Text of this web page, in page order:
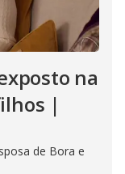
na
|
de Bora e